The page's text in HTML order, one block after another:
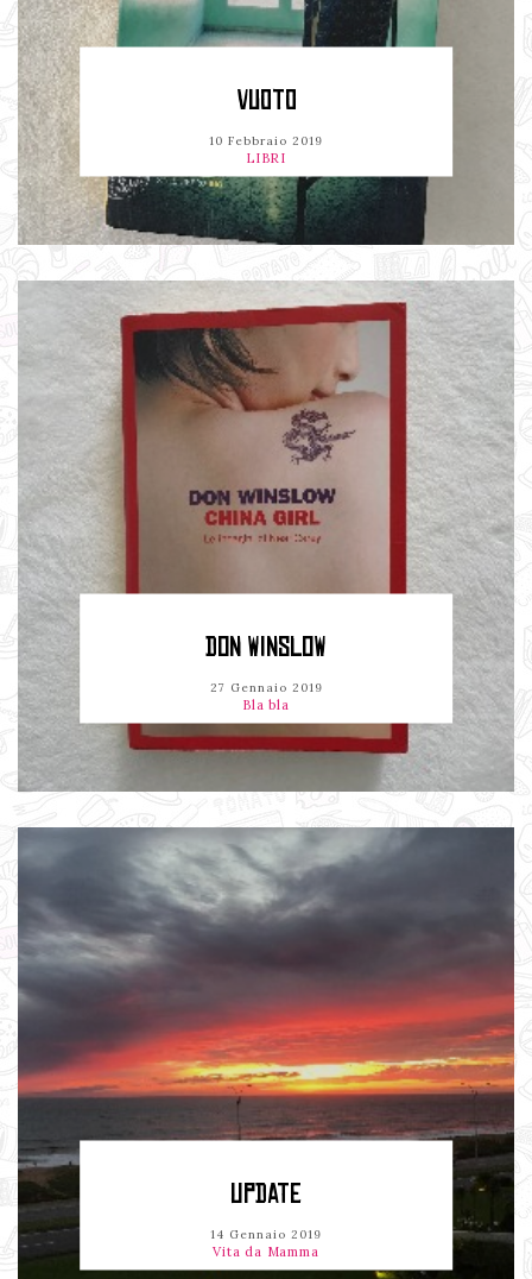
VUOTO
10 Febbraio 2019
LIBRI
DON WINSLOW
27 Gennaio 2019
Bla bla
UPDATE
14 Gennaio 2019
Vita da Mamma